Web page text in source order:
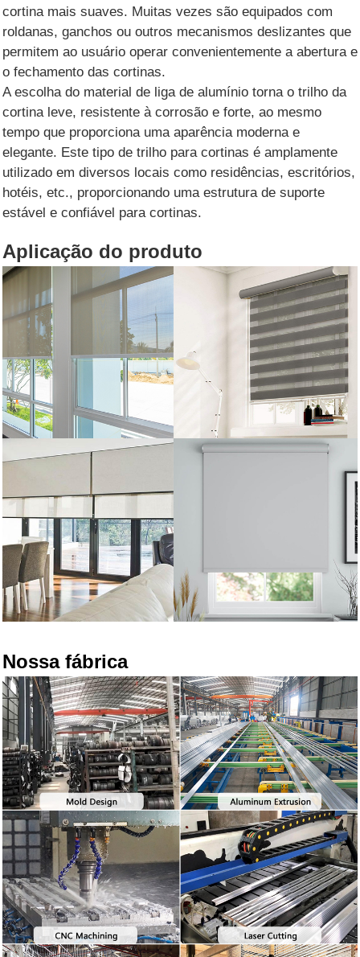
cortina mais suaves. Muitas vezes são equipados com
roldanas, ganchos ou outros mecanismos deslizantes que
permitem ao usuário operar convenientemente a abertura e
o fechamento das cortinas.
A escolha do material de liga de alumínio torna o trilho da
cortina leve, resistente à corrosão e forte, ao mesmo
tempo que proporciona uma aparência moderna e
elegante. Este tipo de trilho para cortinas é amplamente
utilizado em diversos locais como residências, escritórios,
hotéis, etc., proporcionando uma estrutura de suporte
estável e confiável para cortinas.
Aplicação do produto
Nossa fábrica